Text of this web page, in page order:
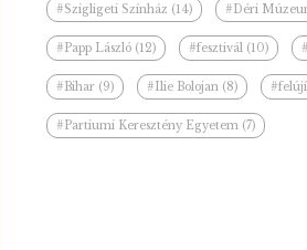
#Szigligeti Színház (14) #Déri
#Papp László (12) #fesztivál (10)
#Bihar (9) #Ilie Bolojan (8)
#Partiumi Keresztény Egyetem (7)